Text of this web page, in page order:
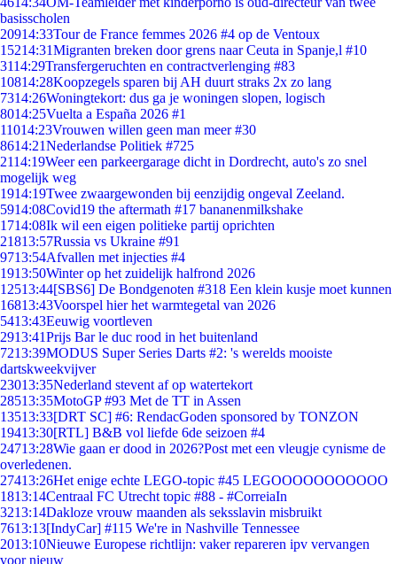
basisscholen
20914:33Tour de France femmes 2026 #4 op de Ventoux
15214:31Migranten breken door grens naar Ceuta in Spanje,l #10
3114:29Transfergeruchten en contractverlenging #83
10814:28Koopzegels sparen bij AH duurt straks 2x zo lang
7314:26Woningtekort: dus ga je woningen slopen, logisch
8014:25Vuelta a España 2026 #1
11014:23Vrouwen willen geen man meer #30
8614:21Nederlandse Politiek #725
2114:19Weer een parkeergarage dicht in Dordrecht, auto's zo snel
mogelijk weg
1914:19Twee zwaargewonden bij eenzijdig ongeval Zeeland.
5914:08Covid19 the aftermath #17 bananenmilkshake
1714:08Ik wil een eigen politieke partij oprichten
21813:57Russia vs Ukraine #91
9713:54Afvallen met injecties #4
1913:50Winter op het zuidelijk halfrond 2026
12513:44[SBS6] De Bondgenoten #318 Een klein kusje moet kunnen
16813:43Voorspel hier het warmtegetal van 2026
5413:43Eeuwig voortleven
2913:41Prijs Bar le duc rood in het buitenland
7213:39MODUS Super Series Darts #2: 's werelds mooiste
dartskweekvijver
23013:35Nederland stevent af op watertekort
28513:35MotoGP #93 Met de TT in Assen
13513:33[DRT SC] #6: RendacGoden sponsored by TONZON
19413:30[RTL] B&B vol liefde 6de seizoen #4
24713:28Wie gaan er dood in 2026?Post met een vleugje cynisme de
overledenen.
27413:26Het enige echte LEGO-topic #45 LEGOOOOOOOOOOO
1813:14Centraal FC Utrecht topic #88 - #CorreiaIn
3213:14Dakloze vrouw maanden als seksslavin misbruikt
7613:13[IndyCar] #115 We're in Nashville Tennessee
2013:10Nieuwe Europese richtlijn: vaker repareren ipv vervangen
voor nieuw